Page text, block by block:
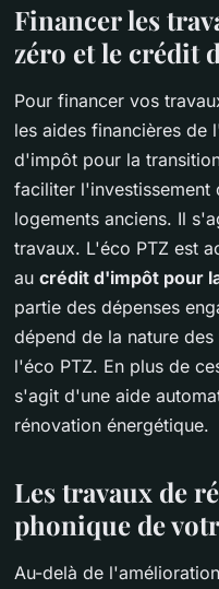
Financer les
zéro et le crédit
Pour financer vos
les aides financières
d'impôt pour la
faciliter l'investissement
logements anciens. Il
travaux. L'éco PTZ est
au crédit d'impôt pour
partie des dépenses
dépend de la nature
l'éco PTZ. En plus de
s'agit d'une aide
rénovation énergétique.
Les travaux de
phonique de
Au-delà de